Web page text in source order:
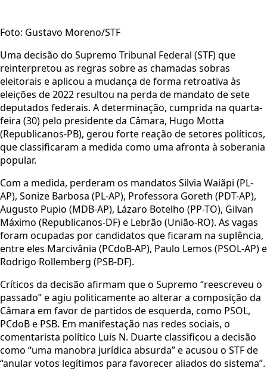
Foto: Gustavo Moreno/STF
Uma decisão do Supremo Tribunal Federal (STF) que
reinterpretou as regras sobre as chamadas sobras
eleitorais e aplicou a mudança de forma retroativa às
eleições de 2022 resultou na perda de mandato de sete
deputados federais. A determinação, cumprida na quarta-
feira (30) pelo presidente da Câmara, Hugo Motta
(Republicanos-PB), gerou forte reação de setores políticos,
que classificaram a medida como uma afronta à soberania
popular.
Com a medida, perderam os mandatos Silvia Waiãpi (PL-
AP), Sonize Barbosa (PL-AP), Professora Goreth (PDT-AP),
Augusto Pupio (MDB-AP), Lázaro Botelho (PP-TO), Gilvan
Máximo (Republicanos-DF) e Lebrão (União-RO). As vagas
foram ocupadas por candidatos que ficaram na suplência,
entre eles Marcivânia (PCdoB-AP), Paulo Lemos (PSOL-AP) e
Rodrigo Rollemberg (PSB-DF).
Críticos da decisão afirmam que o Supremo “reescreveu o
passado” e agiu politicamente ao alterar a composição da
Câmara em favor de partidos de esquerda, como PSOL,
PCdoB e PSB. Em manifestação nas redes sociais, o
comentarista político Luis N. Duarte classificou a decisão
como “uma manobra jurídica absurda” e acusou o STF de
“anular votos legítimos para favorecer aliados do sistema”.